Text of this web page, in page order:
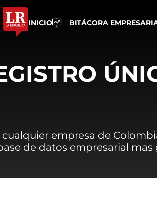
INICIO BITÁCORA
empresa de
de datos empresarial mas